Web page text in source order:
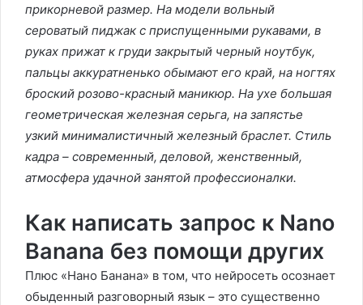
прикорневой размер. На модели вольный
сероватый пиджак с приспущенными рукавами, в
руках прижат к груди закрытый черный ноутбук,
пальцы аккуратненько обымают его край, на ногтях
броский розово-красный маникюр. На ухе большая
геометрическая железная серьга, на запястье
узкий минималистичный железный браслет. Стиль
кадра – современный, деловой, женственный,
атмосфера удачной занятой профессионалки.
Как написать запрос к Nano
Banana без помощи других
Плюс «Нано Банана» в том, что нейросеть осознает
обыденный разговорный язык – это существенно